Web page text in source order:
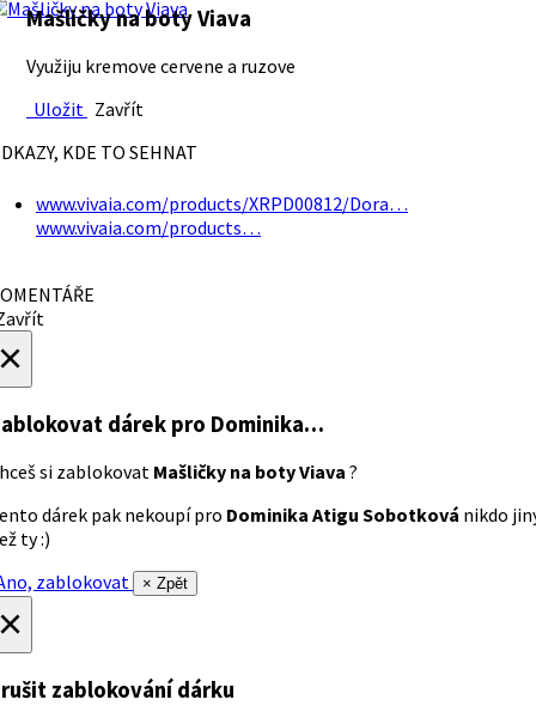
Mašličky na boty Viava
Využiju kremove cervene a ruzove
Uložit Zavřít
KDE TO SEHNAT
www.vivaia.com/products/XRPD00812/Dora…
www.vivaia.com/products…
dárek pro Dominika…
si zablokovat Mašličky na boty Viava ?
dárek pak nekoupí pro Dominika Atigu Sobotková nikdo
ty :)
zablokovat
× Zpět
zablokování dárku